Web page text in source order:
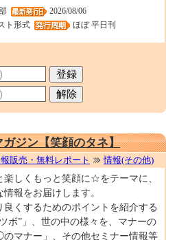
2026/08/06
ト形式
ほぼ 平日刊
ジン【笑顔のタネ】
販売・無料レポート 情報(その他)
しくもっと笑顔に☆をテーマに、
報をお届けします。
くするためのポイントを紹介する
ボ”」、世の中の様々を、マナーの
マナー」、その他セミナー情報等